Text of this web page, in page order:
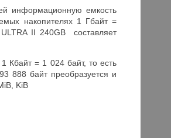
информационную емкость
накопителях 1 Гбайт =
II 240GB составляет
Кбайт = 1 024 байт, то есть
888 байт преобразуется и
KiB